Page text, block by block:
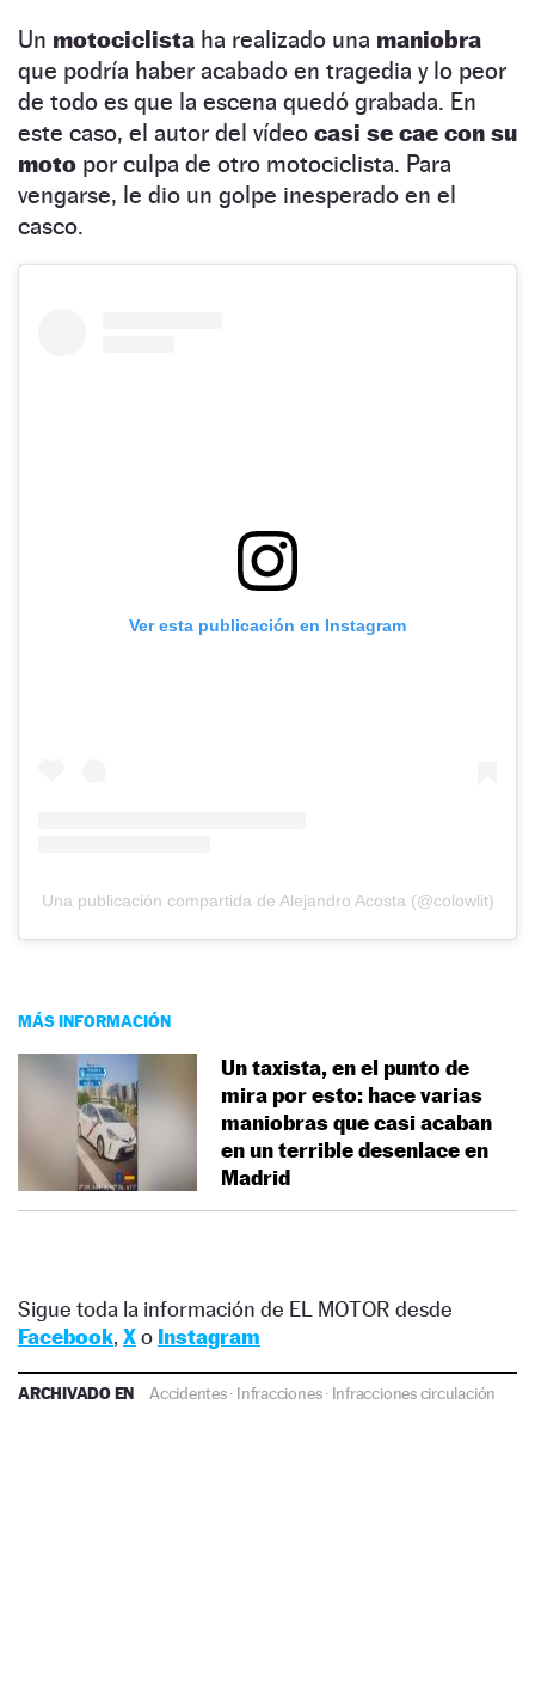
Un motociclista ha realizado una maniobra
que podría haber acabado en tragedia y lo peor
de todo es que la escena quedó grabada. En
este caso, el autor del vídeo casi se cae con su
moto por culpa de otro motociclista. Para
vengarse, le dio un golpe inesperado en el
casco.
Ver esta publicación en Instagram
Una publicación compartida de Alejandro Acosta (@colowlit)
MÁS INFORMACIÓN
Un taxista, en el punto de
mira por esto: hace varias
maniobras que casi acaban
en un terrible desenlace en
Madrid
Sigue toda la información de EL MOTOR desde
Facebook, Xo Instagram
ARCHIVADO EN Accidentes· Infracciones· Infracciones circulación